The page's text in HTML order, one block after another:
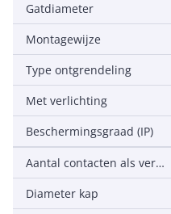
Gatdiameter
Montagewijze
Type ontgrendeling
Met verlichting
Beschermingsgraad (IP)
Aantal contacten als verbreekcontact
Diameter kap